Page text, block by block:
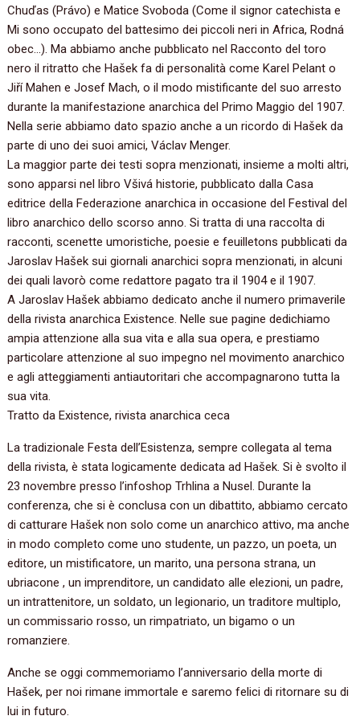
Chuďas (Právo) e Matice Svoboda (Come il signor catechista e
Mi sono occupato del battesimo dei piccoli neri in Africa, Rodná
obec…). Ma abbiamo anche pubblicato nel Racconto del toro
nero il ritratto che Hašek fa di personalità come Karel Pelant o
Jiří Mahen e Josef Mach, o il modo mistificante del suo arresto
durante la manifestazione anarchica del Primo Maggio del 1907.
Nella serie abbiamo dato spazio anche a un ricordo di Hašek da
parte di uno dei suoi amici, Václav Menger.
La maggior parte dei testi sopra menzionati, insieme a molti altri,
sono apparsi nel libro Všivá historie, pubblicato dalla Casa
editrice della Federazione anarchica in occasione del Festival del
libro anarchico dello scorso anno. Si tratta di una raccolta di
racconti, scenette umoristiche, poesie e feuilletons pubblicati da
Jaroslav Hašek sui giornali anarchici sopra menzionati, in alcuni
dei quali lavorò come redattore pagato tra il 1904 e il 1907.
A Jaroslav Hašek abbiamo dedicato anche il numero primaverile
della rivista anarchica Existence. Nelle sue pagine dedichiamo
ampia attenzione alla sua vita e alla sua opera, e prestiamo
particolare attenzione al suo impegno nel movimento anarchico
e agli atteggiamenti antiautoritari che accompagnarono tutta la
sua vita.
Tratto da Existence, rivista anarchica ceca
La tradizionale Festa dell’Esistenza, sempre collegata al tema
della rivista, è stata logicamente dedicata ad Hašek. Si è svolto il
23 novembre presso l’infoshop Trhlina a Nusel. Durante la
conferenza, che si è conclusa con un dibattito, abbiamo cercato
di catturare Hašek non solo come un anarchico attivo, ma anche
in modo completo come uno studente, un pazzo, un poeta, un
editore, un mistificatore, un marito, una persona strana, un
ubriacone , un imprenditore, un candidato alle elezioni, un padre,
un intrattenitore, un soldato, un legionario, un traditore multiplo,
un commissario rosso, un rimpatriato, un bigamo o un
romanziere.
Anche se oggi commemoriamo l’anniversario della morte di
Hašek, per noi rimane immortale e saremo felici di ritornare su di
lui in futuro.